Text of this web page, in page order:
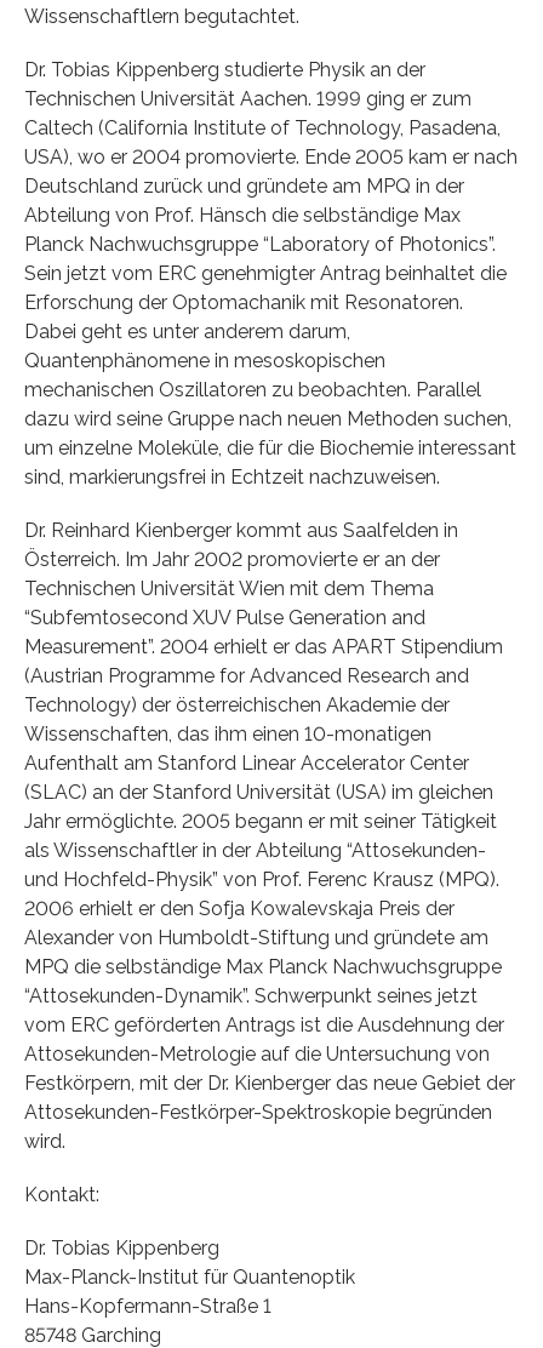
Wissenschaftlern begutachtet.
Dr. Tobias Kippenberg studierte Physik an der
Technischen Universität Aachen. 1999 ging er zum
Caltech (California Institute of Technology, Pasadena,
USA), wo er 2004 promovierte. Ende 2005 kam er nach
Deutschland zurück und gründete am MPQ in der
Abteilung von Prof. Hänsch die selbständige Max
Planck Nachwuchsgruppe “Laboratory of Photonics”.
Sein jetzt vom ERC genehmigter Antrag beinhaltet die
Erforschung der Optomachanik mit Resonatoren.
Dabei geht es unter anderem darum,
Quantenphänomene in mesoskopischen
mechanischen Oszillatoren zu beobachten. Parallel
dazu wird seine Gruppe nach neuen Methoden suchen,
um einzelne Moleküle, die für die Biochemie interessant
sind, markierungsfrei in Echtzeit nachzuweisen.
Dr. Reinhard Kienberger kommt aus Saalfelden in
Österreich. Im Jahr 2002 promovierte er an der
Technischen Universität Wien mit dem Thema
“Subfemtosecond XUV Pulse Generation and
Measurement”. 2004 erhielt er das APART Stipendium
(Austrian Programme for Advanced Research and
Technology) der österreichischen Akademie der
Wissenschaften, das ihm einen 10-monatigen
Aufenthalt am Stanford Linear Accelerator Center
(SLAC) an der Stanford Universität (USA) im gleichen
Jahr ermöglichte. 2005 begann er mit seiner Tätigkeit
als Wissenschaftler in der Abteilung “Attosekunden-
und Hochfeld-Physik” von Prof. Ferenc Krausz (MPQ).
2006 erhielt er den Sofja Kowalevskaja Preis der
Alexander von Humboldt-Stiftung und gründete am
MPQ die selbständige Max Planck Nachwuchsgruppe
“Attosekunden-Dynamik”. Schwerpunkt seines jetzt
vom ERC geförderten Antrags ist die Ausdehnung der
Attosekunden-Metrologie auf die Untersuchung von
Festkörpern, mit der Dr. Kienberger das neue Gebiet der
Attosekunden-Festkörper-Spektroskopie begründen
wird.
Kontakt:
Dr. Tobias Kippenberg
Max-Planck-Institut für Quantenoptik
Hans-Kopfermann-Straße 1
85748 Garching